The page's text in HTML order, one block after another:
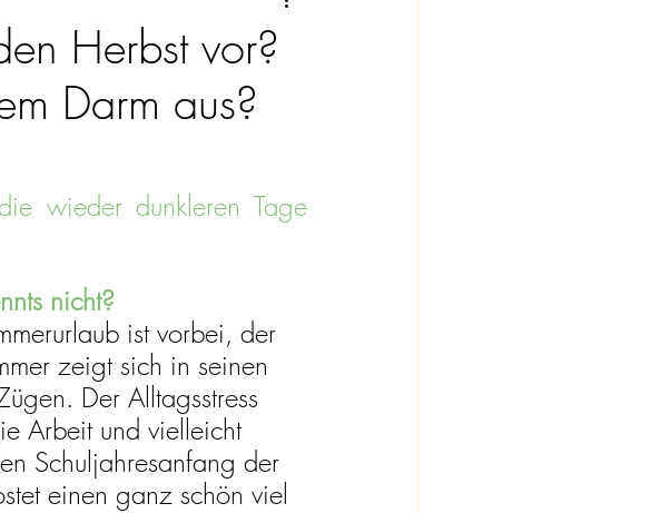
Herbst vor?
Darm aus?
wieder dunkleren Tage
nicht?
ist vorbei, der
zeigt sich in seinen
Der Alltagsstress
Arbeit und vielleicht
Schuljahresanfang der
einen ganz schön viel